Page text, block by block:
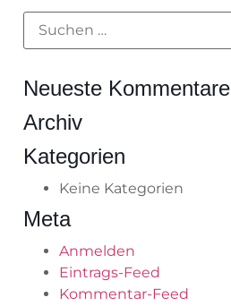
Neueste Kommentare
Archiv
Kategorien
Keine Kategorien
Meta
Anmelden
Eintrags-Feed
Kommentar-Feed